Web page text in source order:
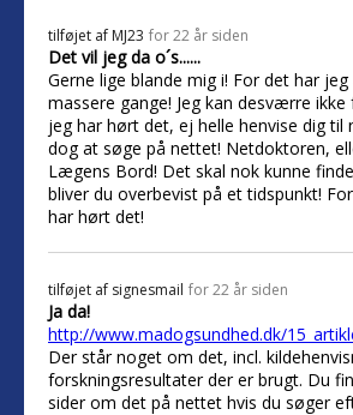
tilføjet af MJ23 for 22 år siden
Det vil jeg da o´s......
Gerne lige blande mig i! For det har
massere gange! Jeg kan desværre
jeg har hørt det, ej helle henvise dig til
dog at søge på nettet! Netdoktoren,
Lægens Bord! Det skal nok kunne
bliver du overbevist på et tidspunkt!
har hørt det!
tilføjet af signesmail for 22 år siden
Ja da!
http://www.madogsundhed.dk/
Der står noget om det, incl.
forskningsresultater der er brugt. Du
sider om det på nettet hvis du søger